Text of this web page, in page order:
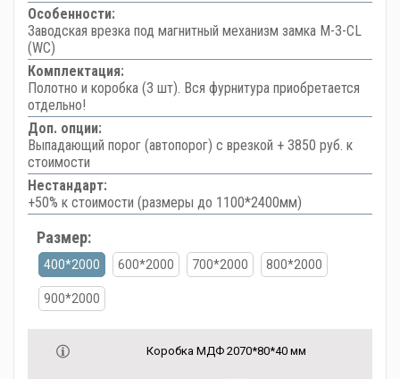
Особенности:
Заводская врезка под магнитный механизм замка M-3-CL
(WC)
Комплектация:
Полотно и коробка (3 шт). Вся фурнитура приобретается
отдельно!
Доп. опции:
Выпадающий порог (автопорог) с врезкой + 3850 руб. к
стоимости
Нестандарт:
+50% к стоимости (размеры до 1100*2400мм)
Размер:
400*2000 600*2000 700*2000 800*2000
900*2000
Коробка МДФ 2070*80*40 мм